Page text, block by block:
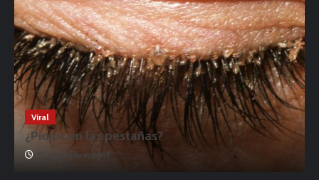
Viral
¿Piojos en las pestañas?
17 noviembre, 2019